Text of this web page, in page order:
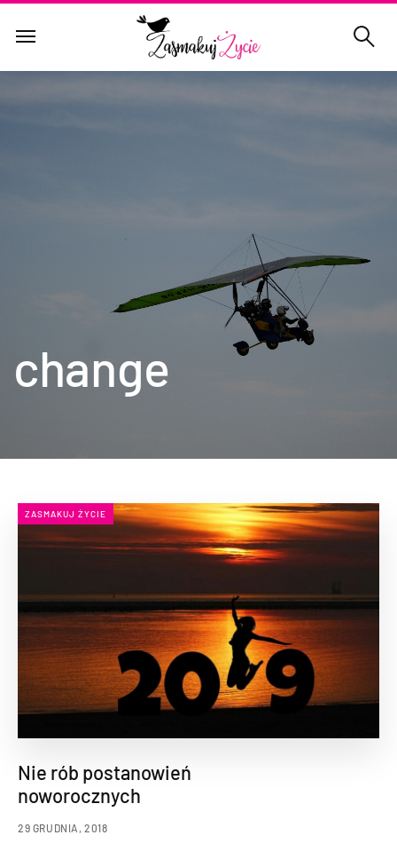
change
ZASMAKUJ ŻYCIE
Nie rób postanowień
noworocznych
29 GRUDNIA, 2018